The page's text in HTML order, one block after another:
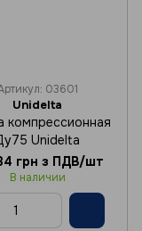
03601
Unidelta
компрессионная
Unidelta
грн з ПДВ/шт
В наличии